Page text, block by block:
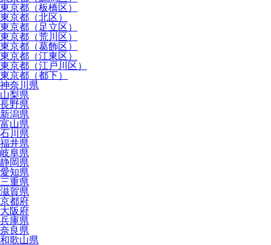
東京都（板橋区）
東京都（北区）
東京都（足立区）
東京都（荒川区）
東京都（葛飾区）
東京都（江東区）
東京都（江戸川区）
東京都（都下）
神奈川県
山梨県
長野県
新潟県
富山県
石川県
福井県
岐阜県
静岡県
愛知県
三重県
滋賀県
京都府
大阪府
兵庫県
奈良県
和歌山県